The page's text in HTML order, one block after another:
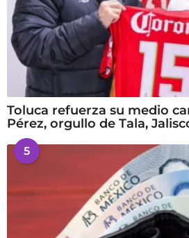
Toluca refuerza su medio
Pérez, orgullo de Tala,
5